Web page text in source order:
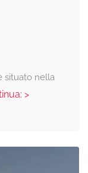
situato nella
>